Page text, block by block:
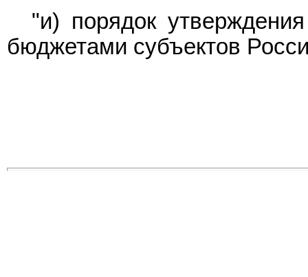
"и) порядок
бюджетами субъектов